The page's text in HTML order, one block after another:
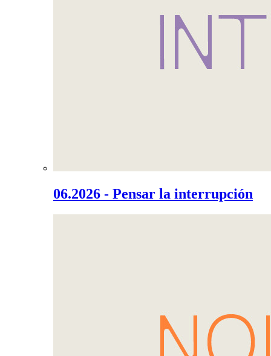
06.2026 - Pensar la interrupción